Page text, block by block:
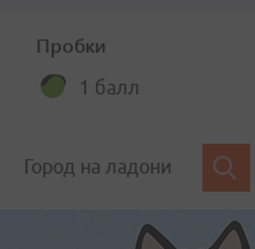
Пробки
1 балл
Город на ладони